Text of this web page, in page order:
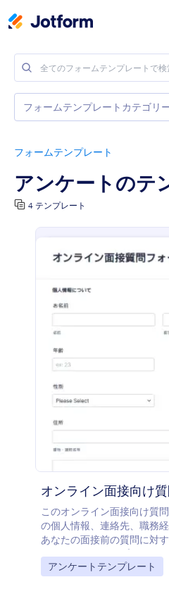
フォームテンプレート
アンケートのテ
4 テンプレート
オンライン面接向け
このオンライン面接向け質
の個人情報、連絡先、職務
あなたの面接前の質問に対
きます。このテンプレート
マイズ可能な様々なウィジ
Go to Category:
アンケートテンプレート
フォームテンプレートカテゴリ